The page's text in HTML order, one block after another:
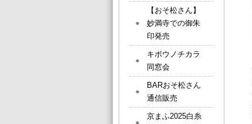
【おそ松さん】
妙満寺での御朱
印発売
キボウノチカラ
同窓会
BARおそ松さん
通信販売
京まふ2025白糸